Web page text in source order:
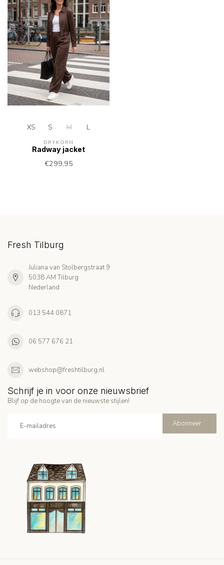
XS S M L
DRYKORN
Radway jacket
€299,95
Fresh Tilburg
Juliana van Stolbergstraat 9
5038 AM Tilburg
Nederland
013 544 0871
06 577 676 21
webshop@freshtilburg.nl
Schrijf je in voor onze nieuwsbrief
Blijf op de hoogte van de nieuwste stijlen!
Abonneer